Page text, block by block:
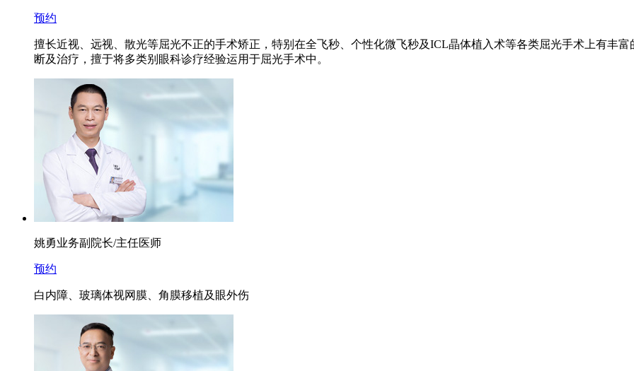
预约
擅长近视、远视、散光等屈光不正的手术矫正，特别在全飞秒、个性化微飞秒及ICL晶体植入术等各类屈光手术上有丰
断及治疗，擅于将多类别眼科诊疗经验运用于屈光手术中。
姚勇业务副院长/主任医师
预约
白内障、玻璃体视网膜、角膜移植及眼外伤